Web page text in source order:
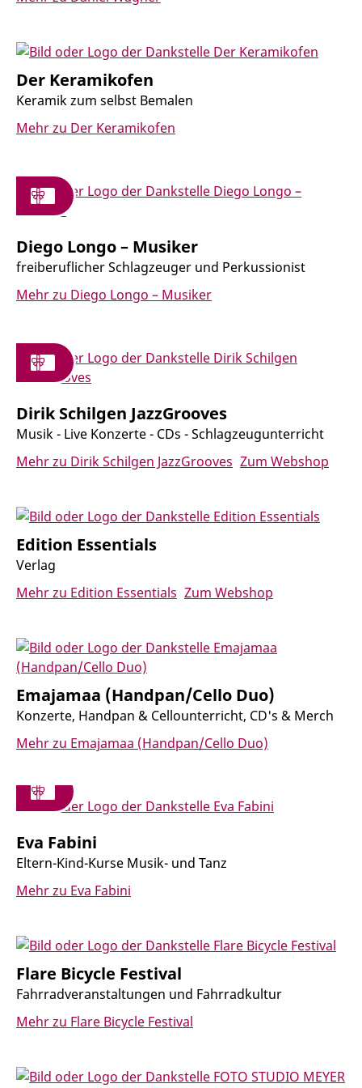
Der Keramikofen
Keramik zum selbst Bemalen
Mehr zu Der Keramikofen
Diego Longo – Musiker
freiberuflicher Schlagzeuger und Perkussionist
Mehr zu Diego Longo – Musiker
Dirik Schilgen JazzGrooves
Musik - Live Konzerte - CDs - Schlagzeugunterricht
Mehr zu Dirik Schilgen JazzGrooves Zum Webshop
Edition Essentials
Verlag
Mehr zu Edition Essentials Zum Webshop
Emajamaa (Handpan/Cello Duo)
Konzerte, Handpan & Cellounterricht, CD's & Merch
Mehr zu Emajamaa (Handpan/Cello Duo)
Eva Fabini
Eltern-Kind-Kurse Musik- und Tanz
Mehr zu Eva Fabini
Flare Bicycle Festival
Fahrradveranstaltungen und Fahrradkultur
Mehr zu Flare Bicycle Festival